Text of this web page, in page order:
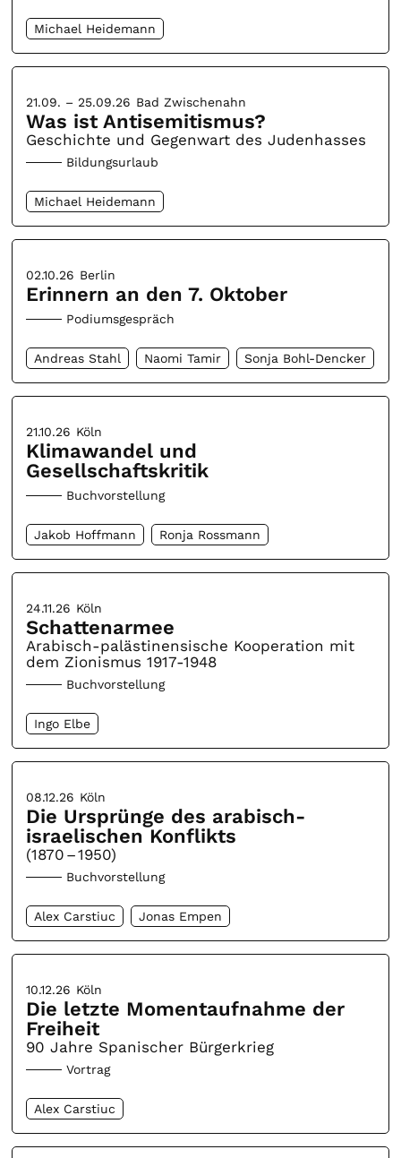
Michael Heidemann
21.09. – 25.09.26 Bad Zwischenahn
Was ist Antisemitismus?
Geschichte und Gegenwart des Judenhasses
Bildungsurlaub
Michael Heidemann
02.10.26 Berlin
Erinnern an den 7. Oktober
Podiumsgespräch
Andreas Stahl Naomi Tamir Sonja Bohl-Dencker
21.10.26 Köln
Klimawandel und
Gesellschaftskritik
Buchvorstellung
Jakob Hoffmann Ronja Rossmann
24.11.26 Köln
Schattenarmee
Arabisch-palästinensische Kooperation mit
dem Zionismus 1917-1948
Buchvorstellung
Ingo Elbe
08.12.26 Köln
Die Ursprünge des arabisch-
israelischen Konflikts
(1870 – 1950)
Buchvorstellung
Alex Carstiuc Jonas Empen
10.12.26 Köln
Die letzte Momentaufnahme der
Freiheit
90 Jahre Spanischer Bürgerkrieg
Vortrag
Alex Carstiuc